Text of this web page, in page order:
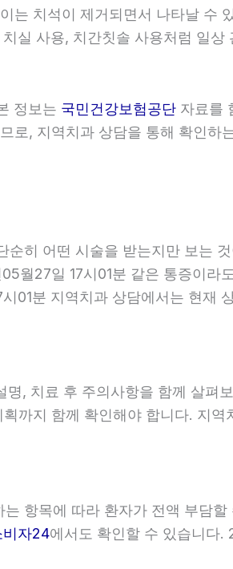
는 치석이 제거되면서 나타날
실 사용, 치간칫솔 사용처럼 일
정보는 국민건강보험공단 자료를
로, 지역치과 상담을 통해 확인하
히 어떤 시술을 받는지만 보는
월27일 17시01분 같은 통증이
01분 지역치과 상담에서는 현재
, 치료 후 주의사항을 함께 살펴
까지 함께 확인해야 합니다. 지
항목에 따라 환자가 전액 부담
비자24에서도 확인할 수 있습니다.